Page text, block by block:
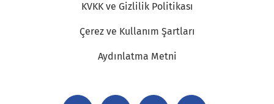
KVKK ve Gizlilik Politikası
Çerez ve Kullanım Şartları
Aydınlatma Metni